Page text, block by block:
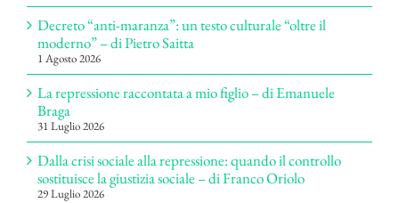
Decreto “anti-maranza”: un testo culturale “oltre il
moderno” – di Pietro Saitta
1 Agosto 2026
La repressione raccontata a mio figlio – di Emanuele
Braga
31 Luglio 2026
Dalla crisi sociale alla repressione: quando il controllo
sostituisce la giustizia sociale – di Franco Oriolo
29 Luglio 2026